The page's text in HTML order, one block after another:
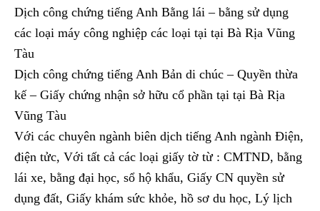
Dịch công chứng tiếng Anh Bằng lái – bằng sử dụng
các loại máy công nghiệp các loại tại tại Bà Rịa Vũng
Tàu
Dịch công chứng tiếng Anh Bản di chúc – Quyền thừa
kế – Giấy chứng nhận sở hữu cổ phần tại tại Bà Rịa
Vũng Tàu
Với các chuyên ngành biên dịch tiếng Anh ngành Điện,
điện tửc, Với tất cả các loại giấy tờ từ : CMTND, bằng
lái xe, bằng đại học, sổ hộ khẩu, Giấy CN quyền sử
dụng đất, Giấy khám sức khỏe, hồ sơ du học, Lý lịch